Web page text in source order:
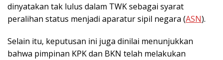
dinyatakan tak lulus dalam TWK sebagai syarat
peralihan status menjadi aparatur sipil negara (ASN).
Selain itu, keputusan ini juga dinilai menunjukkan
bahwa pimpinan KPK dan BKN telah melakukan